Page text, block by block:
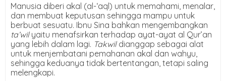
Manusia diberi akal (al-‘aql) untuk memahami, menalar,
dan membuat keputusan sehingga mampu untuk
berbuat sesuatu. Ibnu Sina bahkan mengembangkan
ta’wil yaitu menafsirkan terhadap ayat-ayat al Qur’an
yang lebih dalam lagi. Takwil dianggap sebagai alat
untuk menjembatani pemahanan akal dan wahyu,
sehingga keduanya tidak bertentangan, tetapi saling
melengkapi.